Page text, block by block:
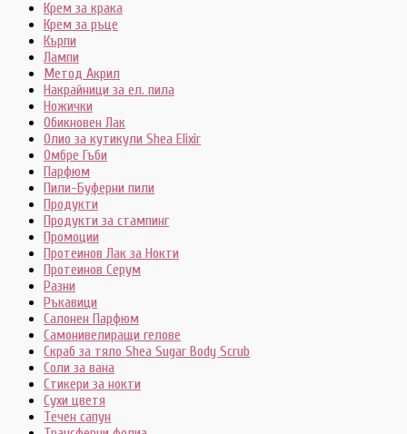
Крем за крака
Крем за ръце
Кърпи
Лампи
Метод Акрил
Накрайници за ел. пила
Ножички
Обикновен Лак
Олио за кутикули Shea Elixir
Омбре Гъби
Парфюм
Пили-Буферни пили
Продукти
Продукти за стампинг
Промоции
Протеинов Лак за Нокти
Протеинов Серум
Разни
Ръкавици
Салонен Парфюм
Самонивелиращи гелове
Скраб за тяло Shea Sugar Body Scrub
Соли за вана
Стикери за нокти
Сухи цветя
Течен сапун